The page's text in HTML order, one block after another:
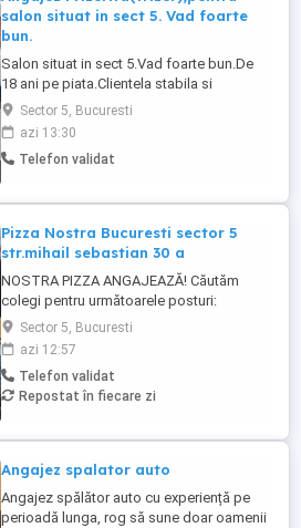
salon situat in sect 5. Vad foarte
bun.
Salon situat in sect 5.Vad foarte bun.De
18 ani pe piata.Clientela stabila si
sigura.Castiguri substantiale.,Relatii la tel;
Sector 5, Bucuresti
azi 13:30
Telefon validat
Pizza Nostra Bucuresti sector 5
str.mihail sebastian 30 a
NOSTRA PIZZA ANGAJEAZĂ! Căutăm
colegi pentru următoarele posturi:
Casieriță Lucrător Grill Adresă: Str. Mihail
Sebastian nr. 30A, Sector 5, București
Telefon: Vă rugăm să sunați pentru detalii.
Nu răspundem la mesaje.
Sector 5, Bucuresti
azi 12:57
Telefon validat
Repostat în fiecare zi
Angajez spalator auto
Angajez spălător auto cu experiență pe
perioadă lunga, rog să sune doar oamenii